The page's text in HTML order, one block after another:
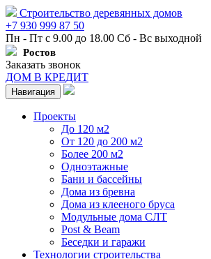
Строительство деревянных домов
+7 930 999 87 50
Пн - Пт с 9.00 до 18.00 Сб - Вс выходной
Ростов
Заказать звонок
ДОМ В КРЕДИТ
Навигация
Проекты
До 120 м2
От 120 до 200 м2
Более 200 м2
Одноэтажные
Бани и бассейны
Дома из бревна
Дома из клееного бруса
Модульные дома СЛТ
Post & Beam
Беседки и гаражи
Технологии строительства